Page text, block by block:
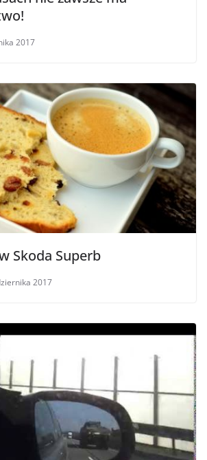
2017
Skoda Superb
2017